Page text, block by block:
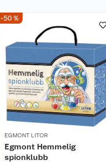
-50 %
EGMONT LITOR
Egmont Hemmelig
spionklubb